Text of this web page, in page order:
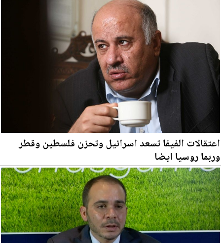
اعتقالات الفيفا تسعد اسرائيل وتحزن فلسطين وقطر
وربما روسيا ايضا